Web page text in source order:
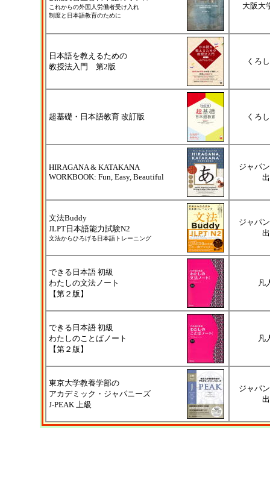
これからの外国人労働者受け入れ
制度と日本語教育のために
大阪大
日本語を教えるための
教授法入門 第2版
くろ
超基礎・日本語教育 改訂版 くろ
HIRAGANA & KATAKANA
WORKBOOK: Fun, Easy, Beautiful
ジャパ
文法Buddy
JLPT日本語能力試験N2
文法からひろげる日本語トレーニング
ジャパ
できる日本語 初級
わたしの文法ノート
【第２版】
凡
できる日本語 初級
わたしのことばノート
【第２版】
凡
東京大学教養学部の
アカデミック・ジャパニーズ
J-PEAK 上級
ジャパ